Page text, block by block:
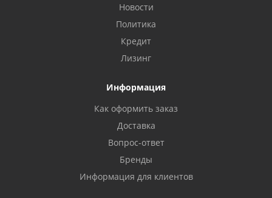
Новости
Политика
Кредит
Лизинг
Информация
Как оформить заказ
Доставка
Вопрос-ответ
Бренды
Информация для клиентов